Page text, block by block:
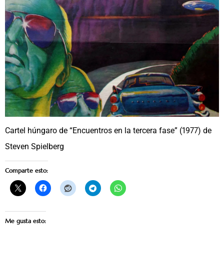
Cartel húngaro de “Encuentros en la tercera fase” (1977) de
Steven Spielberg
Comparte esto:
Me gusta esto: